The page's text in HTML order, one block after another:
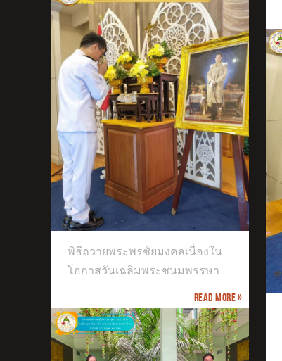
พิธีถวายพระพรชัยมงคลเนื่องใน
โอกาสวันเฉลิมพระชนมพรรษา
Read more »
ประกอบพิธีทำบุญตักบาตร เนื่องใน